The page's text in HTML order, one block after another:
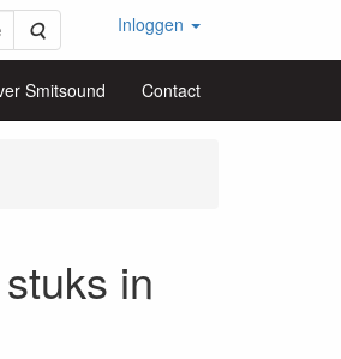
Zoeken Inloggen
Smitsound Contact
in